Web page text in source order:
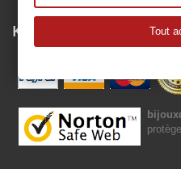
Kontakt Tout